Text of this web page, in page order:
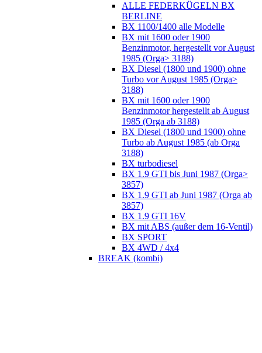
ALLE FEDERKÜGELN BX
BERLINE
BX 1100/1400 alle Modelle
BX mit 1600 oder 1900
Benzinmotor, hergestellt vor August
1985 (Orga> 3188)
BX Diesel (1800 und 1900) ohne
Turbo vor August 1985 (Orga>
3188)
BX mit 1600 oder 1900
Benzinmotor hergestellt ab August
1985 (Orga ab 3188)
BX Diesel (1800 und 1900) ohne
Turbo ab August 1985 (ab Orga
3188)
BX turbodiesel
BX 1.9 GTI bis Juni 1987 (Orga>
3857)
BX 1.9 GTI ab Juni 1987 (Orga ab
3857)
BX 1.9 GTI 16V
BX mit ABS (außer dem 16-Ventil)
BX SPORT
BX 4WD / 4x4
BREAK (kombi)